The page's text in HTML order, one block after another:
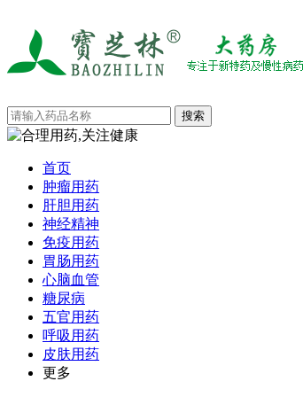
首页
肿瘤用药
肝胆用药
神经精神
免疫用药
胃肠用药
心脑血管
糖尿病
五官用药
呼吸用药
皮肤用药
更多